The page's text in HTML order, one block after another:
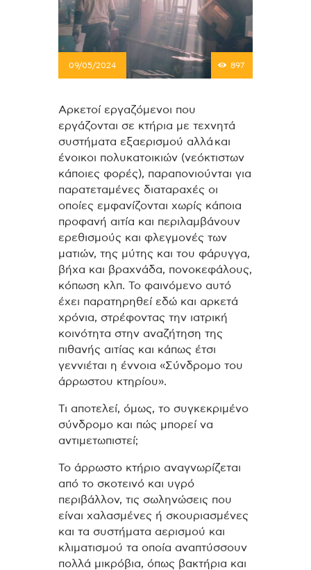
09/05/2024 897
Αρκετοί εργαζόμενοι που
εργάζονται σε κτήρια με τεχνητά
συστήματα εξαερισμού αλλά και
ένοικοι πολυκατοικιών (νεόκτιστων
κάποιες φορές), παραπονιούνται για
παρατεταμένες διαταραχές οι
οποίες εμφανίζονται χωρίς κάποια
προφανή αιτία και περιλαμβάνουν
ερεθισμούς και φλεγμονές των
ματιών, της μύτης και του φάρυγγα,
βήχα και βραχνάδα, πονοκεφάλους,
κόπωση κλπ. Το φαινόμενο αυτό
έχει παρατηρηθεί εδώ και αρκετά
χρόνια, στρέφοντας την ιατρική
κοινότητα στην αναζήτηση της
πιθανής αιτίας και κάπως έτσι
γεννιέται η έννοια «Σύνδρομο του
άρρωστου κτηρίου».
Τι αποτελεί, όμως, το συγκεκριμένο
σύνδρομο και πώς μπορεί να
αντιμετωπιστεί;
Το άρρωστο κτήριο αναγνωρίζεται
από το σκοτεινό και υγρό
περιβάλλον, τις σωληνώσεις που
είναι χαλασμένες ή σκουριασμένες
και τα συστήματα αερισμού και
κλιματισμού τα οποία αναπτύσσουν
πολλά μικρόβια, όπως βακτήρια και